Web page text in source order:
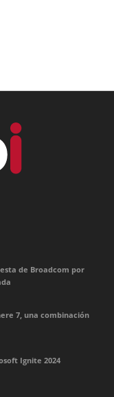
de Broadcom por
7, una combinación
Ignite 2024